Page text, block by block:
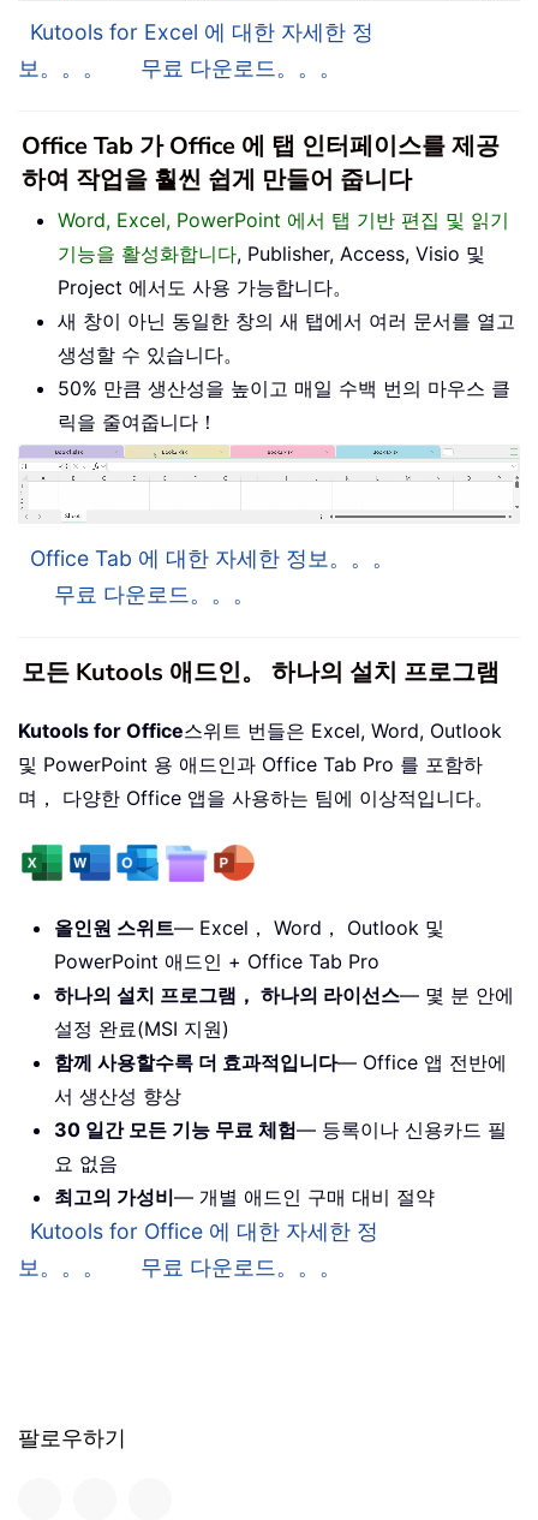
Kutools for Excel 에 대한 자세한 정
보。。。
무료 다운로드。。。
Office Tab 가 Office 에 탭 인터페이스를 제공
하여 작업을 훨씬 쉽게 만들어 줍니다
Word, Excel, PowerPoint 에서 탭 기반 편집 및 읽기
기능을 활성화합니다, Publisher, Access, Visio 및
Project 에서도 사용 가능합니다。
새 창이 아닌 동일한 창의 새 탭에서 여러 문서를 열고
생성할 수 있습니다。
50% 만큼 생산성을 높이고 매일 수백 번의 마우스 클
릭을 줄여줍니다！
Office Tab 에 대한 자세한 정보。。。
무료 다운로드。。。
모든 Kutools 애드인。 하나의 설치 프로그램
Kutools for Office스위트 번들은 Excel, Word, Outlook
및 PowerPoint 용 애드인과 Office Tab Pro 를 포함하
며， 다양한 Office 앱을 사용하는 팀에 이상적입니다。
올인원 스위트— Excel， Word， Outlook 및
PowerPoint 애드인 + Office Tab Pro
하나의 설치 프로그램， 하나의 라이선스— 몇 분 안에
설정 완료(MSI 지원)
함께 사용할수록 더 효과적입니다— Office 앱 전반에
서 생산성 향상
30 일간 모든 기능 무료 체험— 등록이나 신용카드 필
요 없음
최고의 가성비— 개별 애드인 구매 대비 절약
Kutools for Office 에 대한 자세한 정
보。。。
무료 다운로드。。。
팔로우하기